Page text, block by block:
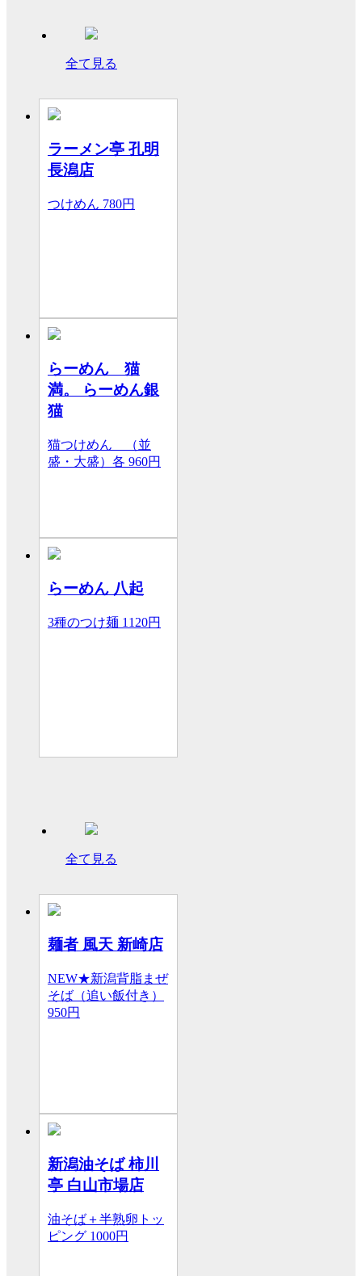
全て見る
ラーメン亭 孔明
長潟店
つけめん 780円
らーめん 猫
満。 らーめん銀
猫
猫つけめん （並
盛・大盛）各 960円
らーめん 八起
3種のつけ麺 1120円
全て見る
麺者 風天 新崎店
NEW★新潟背脂まぜ
そば（追い飯付き）
950円
新潟油そば 柿川
亭 白山市場店
油そば＋半熟卵トッ
ピング 1000円